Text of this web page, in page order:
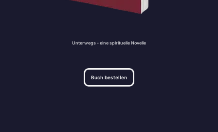
Buch bestellen
Unterwegs - eine spirituelle Novelle